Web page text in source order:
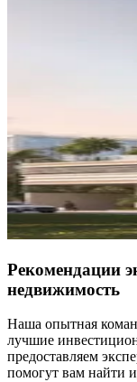
Рекомендации
недвижимость
Наша опытная
лучшие
предоставляем
помогут вам найти